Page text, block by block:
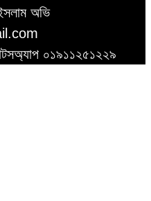
অভি
০১৯১১২৫১২২৯